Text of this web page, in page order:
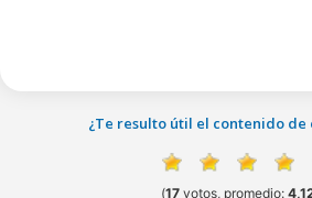
¿Te resulto útil el contenido de
(17votos, promedio: